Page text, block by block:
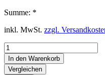
Summe: *
inkl. MwSt. zzgl.
In den Warenkorb
Vergleichen